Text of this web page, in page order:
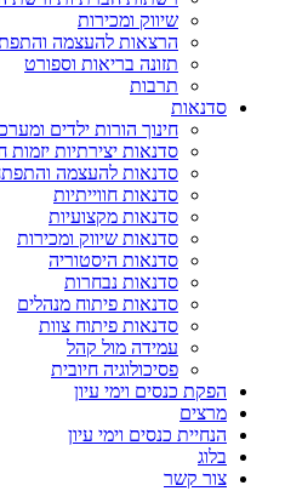
שיווק ומכירות
הרצאות להעצמה
תזונה בריאות וספורט
תרבות
סדנאות
חינוך הורות ילדים
סדנאות יצירתיות יזמות
סדנאות להעצמה
סדנאות חווייתיות
סדנאות מקצועיות
סדנאות שיווק ומכירות
סדנאות היסטוריה
סדנאות נבחרות
סדנאות פיתוח מנהלים
סדנאות פיתוח צוות
עמידה מול קהל
פסיכולוגיה חיובית
הפקת כנסים וימי עיון
מרצים
הנחיית כנסים וימי עיון
בלוג
צור קשר